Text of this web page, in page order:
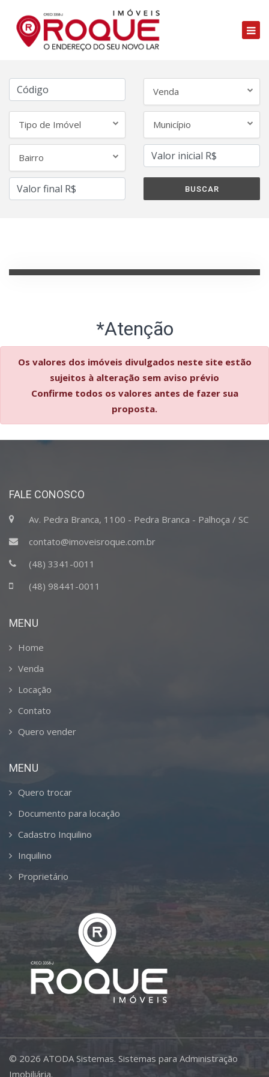
Venda
Tipo de Imóvel Município
Bairro
*Atenção
Os valores dos imóveis divulgados neste site estão
sujeitos à alteração sem aviso prévio
Confirme todos os valores antes de fazer sua
proposta.
FALE CONOSCO
Av. Pedra Branca, 1100 - Pedra Branca - Palhoça / SC
contato@imoveisroque.com.br
(48) 3341-0011
(48) 98441-0011
MENU
Home
Venda
Locação
Contato
Quero vender
MENU
Quero trocar
Documento para locação
Cadastro Inquilino
Inquilino
Proprietário
© 2026 ATODA Sistemas. Sistemas para Administração
Imobiliária.